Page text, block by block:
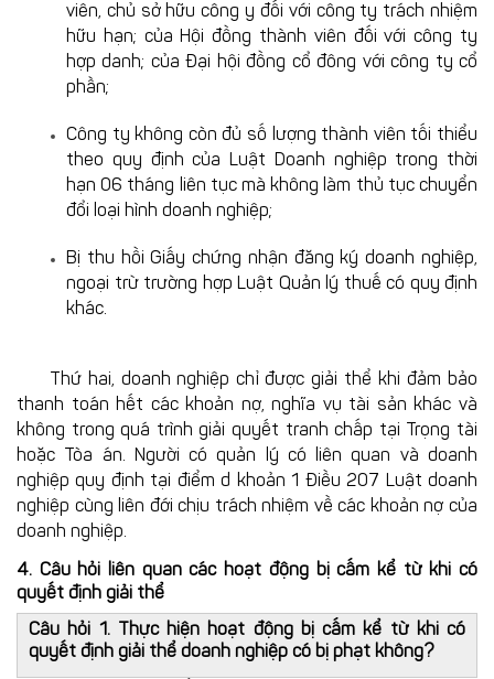
viên, chủ sở hữu công y đối với công ty trách nhiệm
hữu hạn; của Hội đồng thành viên đối với công ty
hợp danh; của Đại hội đồng cổ đông với công ty cổ
phần;
Công ty không còn đủ số lượng thành viên tối thiểu
theo quy định của Luật Doanh nghiệp trong thời
hạn 06 tháng liên tục mà không làm thủ tục chuyển
đổi loại hình doanh nghiệp;
Bị thu hồi Giấy chứng nhận đăng ký doanh nghiệp,
ngoại trừ trường hợp Luật Quản lý thuế có quy định
khác.
Thứ hai, doanh nghiệp chỉ được giải thể khi đảm bảo
thanh toán hết các khoản nợ, nghĩa vụ tài sản khác và
không trong quá trình giải quyết tranh chấp tại Trọng tài
hoặc Tòa án. Người có quản lý có liên quan và doanh
nghiệp quy định tại điểm d khoản 1 Điều 207 Luật doanh
nghiệp cùng liên đới chịu trách nhiệm về các khoản nợ của
doanh nghiệp.
4. Câu hỏi liên quan các hoạt động bị cấm kể từ khi có
quyết định giải thể
Câu hỏi 1. Thực hiện hoạt động bị cấm kể từ khi có
quyết định giải thể doanh nghiệp có bị phạt không?